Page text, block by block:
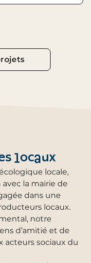
locaux
locale,
la mairie de
dans une
locaux.
notre
d’amitié et de
acteurs sociaux du